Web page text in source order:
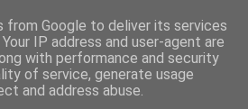
from Google to deliver its services
IP address and user-agent are
with performance and security
of service, generate usage
and address abuse.